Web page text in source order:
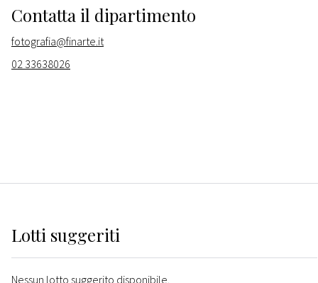
Contatta il dipartimento
fotografia@finarte.it
02 33638026
Lotti suggeriti
Nessun lotto suggerito disponibile.